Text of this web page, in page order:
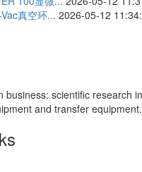
真空环... 2026-05-12
business: scientific research
and transfer equipment.